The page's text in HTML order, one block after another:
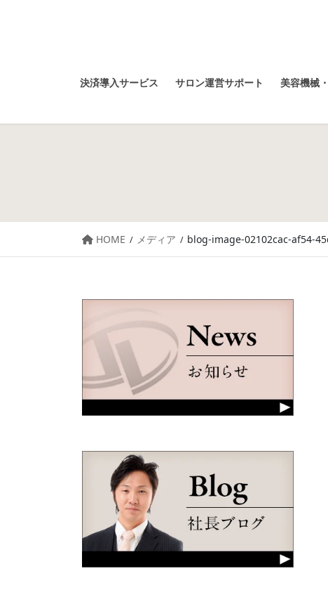
決済導入サービス サロン運営サポート 美容機械
HOME メディア blog-image-02102cac-af54-